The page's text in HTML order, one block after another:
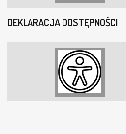
DEKLARACJA DOSTĘPNOŚCI